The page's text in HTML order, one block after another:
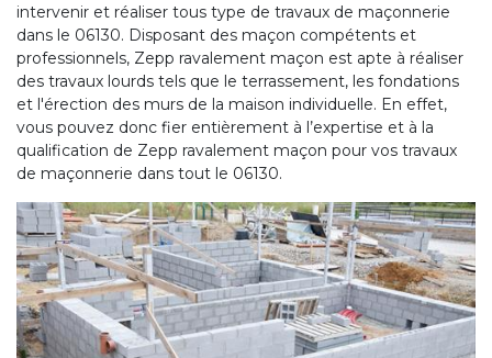
intervenir et réaliser tous type de travaux de maçonnerie
dans le 06130. Disposant des maçon compétents et
professionnels, Zepp ravalement maçon est apte à réaliser
des travaux lourds tels que le terrassement, les fondations
et l'érection des murs de la maison individuelle. En effet,
vous pouvez donc fier entièrement à l’expertise et à la
qualification de Zepp ravalement maçon pour vos travaux
de maçonnerie dans tout le 06130.